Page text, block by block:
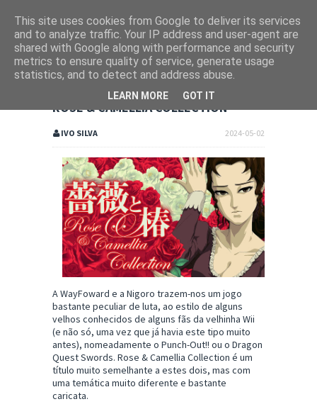
ROSE & CAMELLIA COLLECTION
2024-05-02
IVO SILVA
A WayFoward e a Nigoro trazem-nos um jogo
bastante peculiar de luta, ao estilo de alguns
velhos conhecidos de alguns fãs da velhinha Wii
(e não só, uma vez que já havia este tipo muito
antes), nomeadamente o Punch-Out!! ou o Dragon
Quest Swords. Rose & Camellia Collection é um
título muito semelhante a estes dois, mas com
uma temática muito diferente e bastante
caricata.
This site uses cookies from Google to deliver its services
and to analyze traffic. Your IP address and user-agent are
shared with Google along with performance and security
metrics to ensure quality of service, generate usage
statistics, and to detect and address abuse.
LEARN MORE GOT IT